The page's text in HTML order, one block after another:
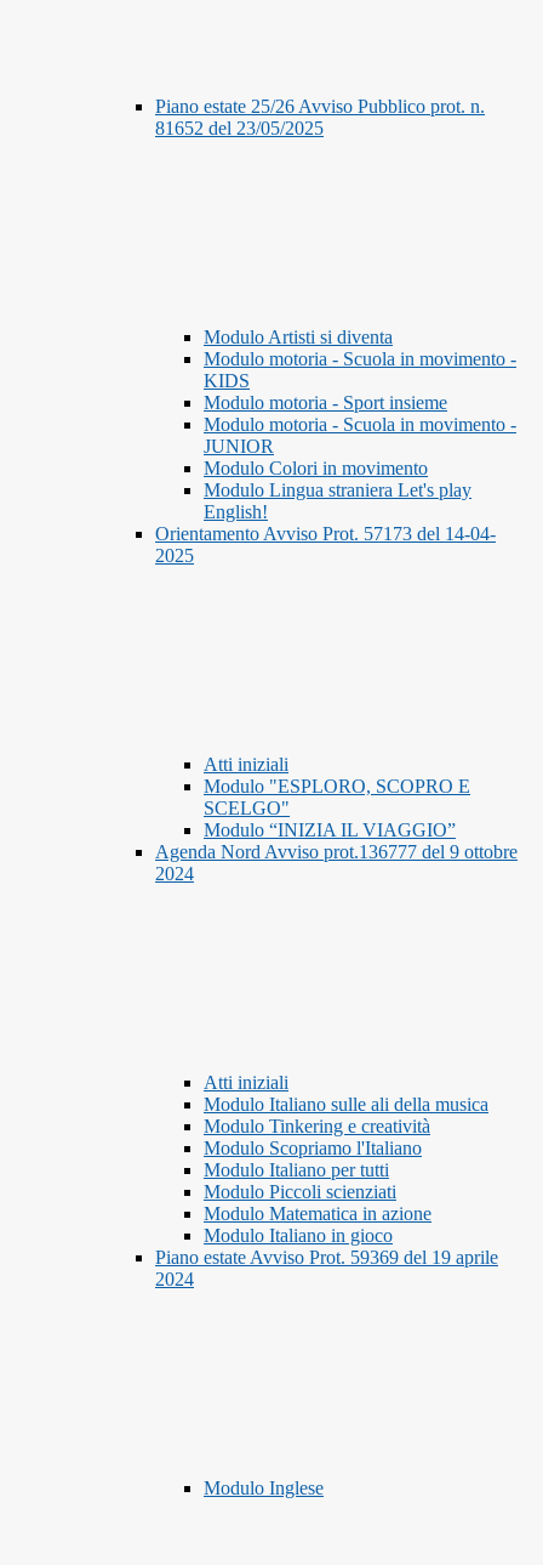
Piano estate 25/26 Avviso Pubblico prot. n.
81652 del 23/05/2025
Modulo Artisti si diventa
Modulo motoria - Scuola in movimento -
KIDS
Modulo motoria - Sport insieme
Modulo motoria - Scuola in movimento -
JUNIOR
Modulo Colori in movimento
Modulo Lingua straniera Let's play
English!
Orientamento Avviso Prot. 57173 del 14-04-
2025
Atti iniziali
Modulo "ESPLORO, SCOPRO E
SCELGO"
Modulo “INIZIA IL VIAGGIO”
Agenda Nord Avviso prot.136777 del 9 ottobre
2024
Atti iniziali
Modulo Italiano sulle ali della musica
Modulo Tinkering e creatività
Modulo Scopriamo l'Italiano
Modulo Italiano per tutti
Modulo Piccoli scienziati
Modulo Matematica in azione
Modulo Italiano in gioco
Piano estate Avviso Prot. 59369 del 19 aprile
2024
Modulo Inglese